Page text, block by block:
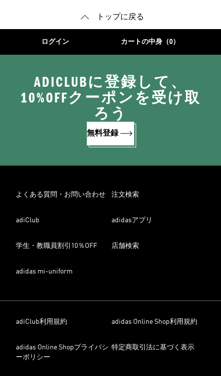
トップに戻る
ログイン カートの中身（0）
ADICLUBに登録して、
10%OFFクーポンを受け取
ろう
無料登録
よくある質問・お問い合わせ 注文検索
adiClub adidasアプリ
学生・教職員割引10％OFF 店舗検索
adidas mi-uniform
adiClub利用規約 adidas Online Shop利用規約
adidas Online Shopプライバシ
ーポリシー
特定商取引法に基づく表示